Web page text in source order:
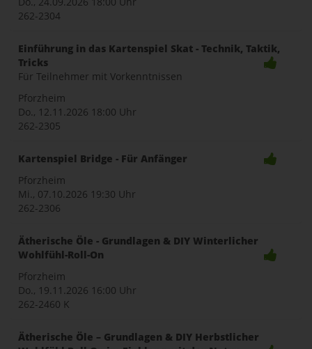
262-2304
Einführung in das Kartenspiel Skat - Technik, Taktik,
Tricks
Für Teilnehmer mit Vorkenntnissen
Pforzheim
Do., 12.11.2026 18:00 Uhr
262-2305
Kartenspiel Bridge - Für Anfänger
Pforzheim
Mi., 07.10.2026 19:30 Uhr
262-2306
Ätherische Öle - Grundlagen & DIY Winterlicher
Wohlfühl-Roll-On
Pforzheim
Do., 19.11.2026 16:00 Uhr
262-2460 K
Ätherische Öle – Grundlagen & DIY Herbstlicher